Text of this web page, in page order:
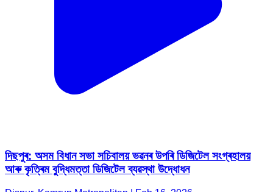
দিছপুৰ: অসম বিধান সভা সচিবালয় ভৱনৰ উপৰি ডিজিটেল সংগ্ৰহালয়
আৰু কৃত্ৰিম বুদ্ধিমত্তা ডিজিটেল ব্যৱস্থা উদ্ধোধন